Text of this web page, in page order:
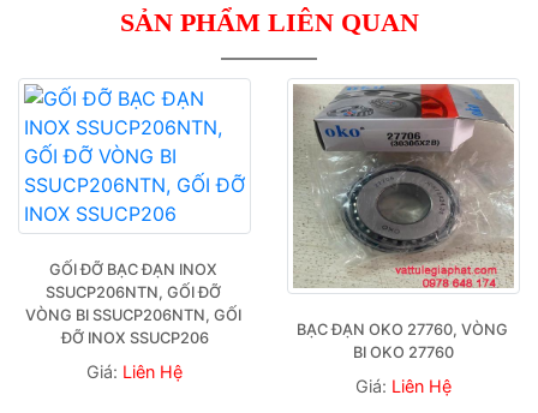
SẢN PHẨM LIÊN QUAN
GỐI ĐỠ BẠC ĐẠN INOX
SSUCP206NTN, GỐI ĐỠ
VÒNG BI SSUCP206NTN, GỐI
ĐỠ INOX SSUCP206
Giá: Liên Hệ
BẠC ĐẠN OKO 27760, VÒNG
BI OKO 27760
Giá: Liên Hệ